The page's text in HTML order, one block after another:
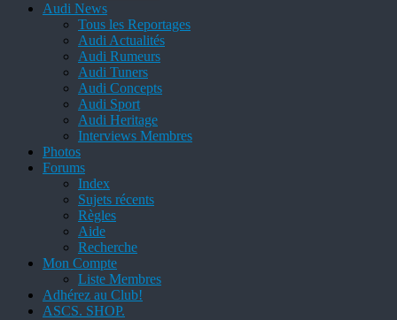
Audi News
Tous les Reportages
Audi Actualités
Audi Rumeurs
Audi Tuners
Audi Concepts
Audi Sport
Audi Heritage
Interviews Membres
Photos
Forums
Index
Sujets récents
Règles
Aide
Recherche
Mon Compte
Liste Membres
Adhérez au Club!
ASCS. SHOP.